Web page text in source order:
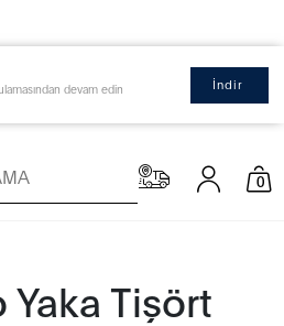
devam edin İndir
0
Yaka Tişört